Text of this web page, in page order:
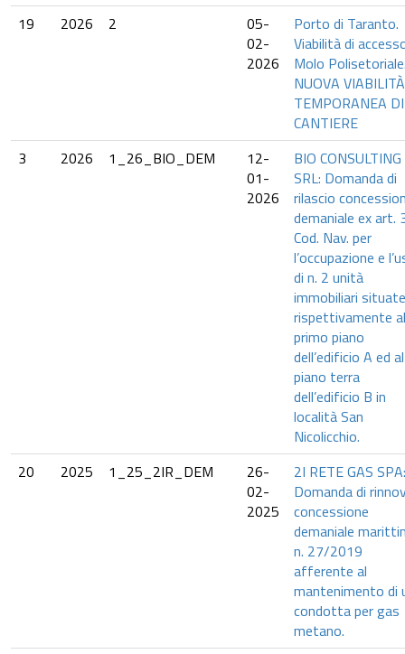
19
2026 2
05-
02-
2026
Porto di Taranto.
Viabilità di
Molo
NUOVA VIABILITÀ
TEMPORANEA DI
CANTIERE
3
2026 1_26_BIO_DEM
12-
01-
2026
BIO CONSULTING
SRL: Domanda di
rilascio
demaniale ex art.
Cod. Nav. per
l’occupazione e
di n. 2 unità
immobiliari situate
rispettivamente al
primo piano
dell’edificio A ed al
piano terra
dell’edificio B in
località San
Nicolicchio.
20
2025 1_25_2IR_DEM
26-
02-
2025
2I RETE GAS SPA:
Domanda di
concessione
demaniale
n. 27/2019
afferente al
mantenimento di
condotta per gas
metano.